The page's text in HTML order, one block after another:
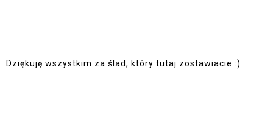
Dziękuję wszystkim za ślad, który tutaj zostawiacie :)